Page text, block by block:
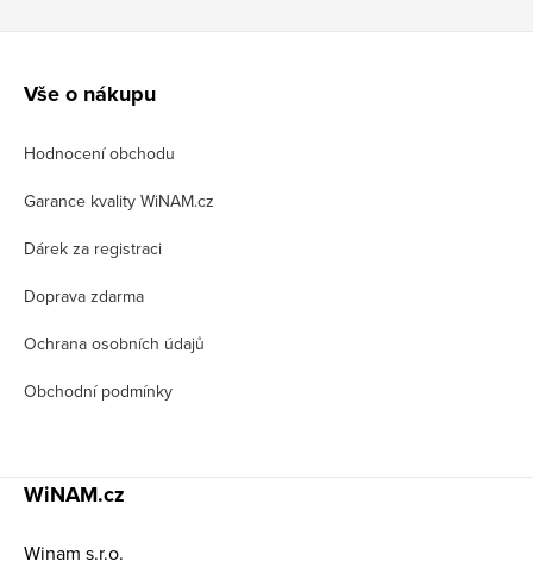
Vše o nákupu
Hodnocení obchodu
Garance kvality WiNAM.cz
Dárek za registraci
Doprava zdarma
Ochrana osobních údajů
Obchodní podmínky
WiNAM.cz
Winam s.r.o.